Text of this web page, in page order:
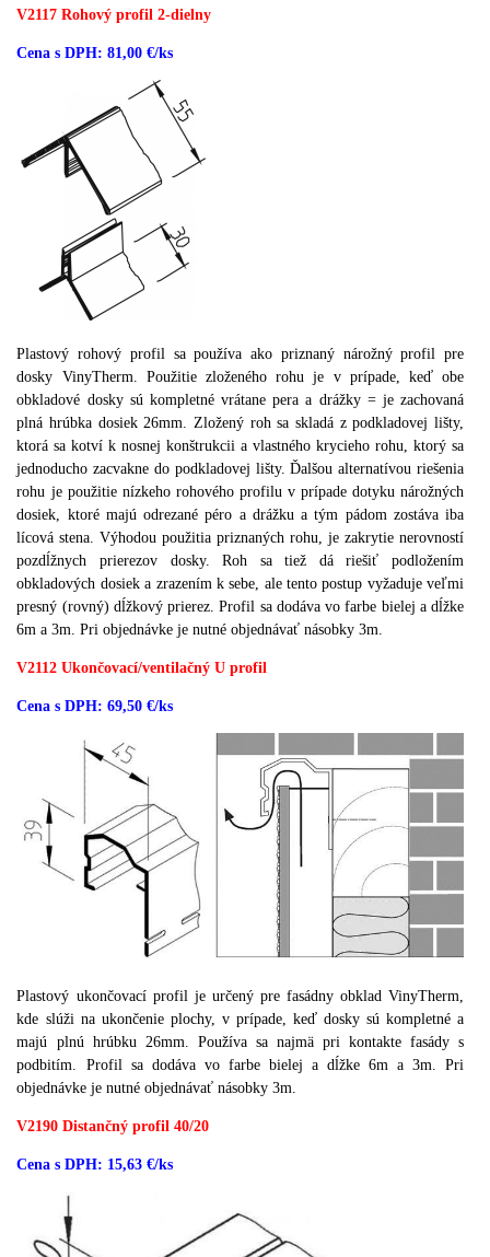
V2117 Rohový profil 2-dielny
Cena s DPH: 81,00 €/ks
Plastový rohový profil sa používa ako priznaný nárožný profil pre
dosky VinyTherm. Použitie zloženého rohu je v prípade, keď obe
obkladové dosky sú kompletné vrátane pera a drážky = je zachovaná
plná hrúbka dosiek 26mm. Zložený roh sa skladá z podkladovej lišty,
ktorá sa kotví k nosnej konštrukcii a vlastného krycieho rohu, ktorý sa
jednoducho zacvakne do podkladovej lišty. Ďalšou alternatívou riešenia
rohu je použitie nízkeho rohového profilu v prípade dotyku nárožných
dosiek, ktoré majú odrezané péro a drážku a tým pádom zostáva iba
lícová stena. Výhodou použitia priznaných rohu, je zakrytie nerovností
pozdĺžnych prierezov dosky. Roh sa tiež dá riešiť podložením
obkladových dosiek a zrazením k sebe, ale tento postup vyžaduje veľmi
presný (rovný) dĺžkový prierez. Profil sa dodáva vo farbe bielej a dĺžke
6m a 3m. Pri objednávke je nutné objednávať násobky 3m.
V2112 Ukončovací/ventilačný U profil
Cena s DPH: 69,50 €/ks
Plastový ukončovací profil je určený pre fasádny obklad VinyTherm,
kde slúži na ukončenie plochy, v prípade, keď dosky sú kompletné a
majú plnú hrúbku 26mm. Používa sa najmä pri kontakte fasády s
podbitím. Profil sa dodáva vo farbe bielej a dĺžke 6m a 3m. Pri
objednávke je nutné objednávať násobky 3m.
V2190 Distančný profil 40/20
Cena s DPH: 15,63 €/ks